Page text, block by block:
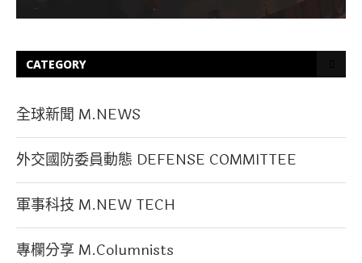
CATEGORY
全球新聞 M.NEWS
外交國防委員動態 DEFENSE COMMITTEE
軍事科技 M.NEW TECH
專欄分享 M.Columnists